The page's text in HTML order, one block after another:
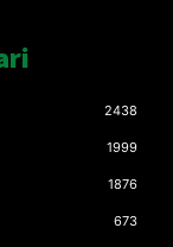
2438
1999
1876
673